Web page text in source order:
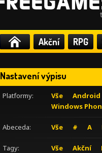
Akční RPG
Nastavení výpisu
Platformy: Vše Android
Windows
Abeceda: Vše # A
Tagy: Vše Akční